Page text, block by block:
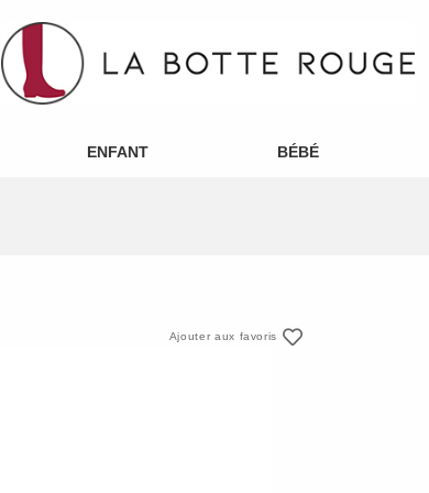
ENFANT BÉBÉ
Ajouter aux favoris